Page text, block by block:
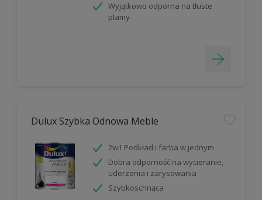
Wyjątkowo odporna na tłuste
plamy
Dulux Szybka Odnowa Meble
2w1 Podkład i farba w jednym
Dobra odporność na wycieranie,
uderzenia i zarysowania
Szybkoschnąca